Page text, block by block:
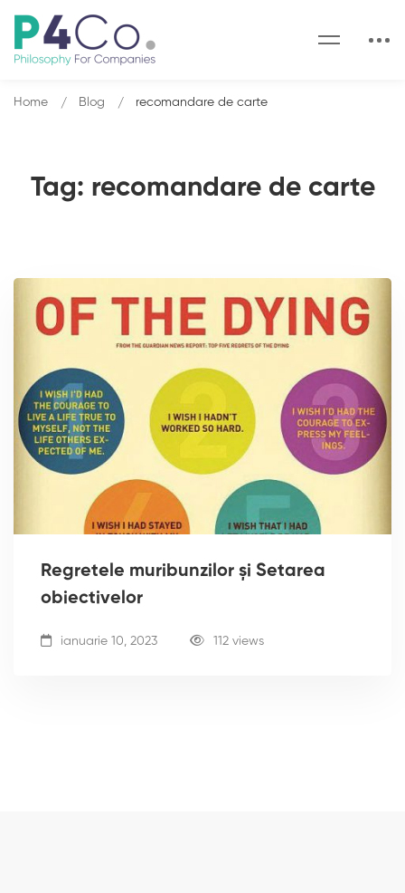
Tag: recomandare de carte
Home Blog recomandare de carte
Regretele muribunzilor și Setarea
obiectivelor
ianuarie 10, 2023 112 views